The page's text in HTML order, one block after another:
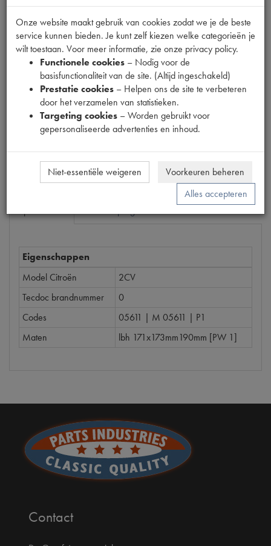
Productnummer
1470156
190,58 (€157,50 excl. btw)
Dit product kan op dit moment niet besteld worden
Eigenschappen
Model Citroën
2CV
Tecdoc brandnummer
0
Codes
05611 | M 05611 | P1
Maten
lbh 171x173mm190mm [PW 1]
Contact
Onze website maakt gebruik van cookies zodat we je de beste
service kunnen bieden. Je kunt zelf kiezen welke categorieën je
wilt toestaan. Voor meer informatie, zie onze privacy policy.
Functionele cookies – Nodig voor de
basisfunctionaliteit van de site. (Altijd ingeschakeld)
Prestatie cookies – Helpen ons de site te verbeteren
door het verzamelen van statistieken.
Targeting cookies – Worden gebruikt voor
gepersonaliseerde advertenties en inhoud.
Niet-essentiële weigeren
Voorkeuren beheren
Alles accepteren